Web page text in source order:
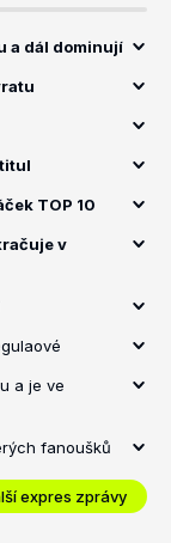
a dál dominují
TOP 10
v
a je ve
fanoušků
expres zprávy